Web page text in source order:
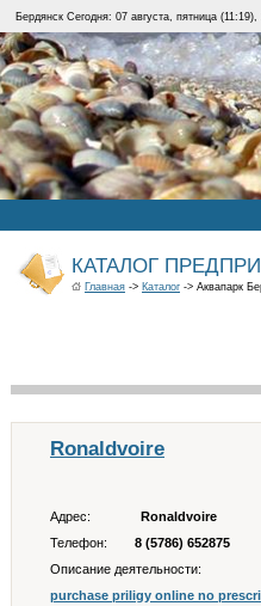
Бердянск Сегодня: 07 августа, пятница (11:19),
КАТАЛОГ
Главная -> Каталог -> Аквапарк
Ronaldvoire
Адрес:
Ronaldvoire
Телефон:
8 (5786) 652875
Описание деятельности:
purchase priligy online no